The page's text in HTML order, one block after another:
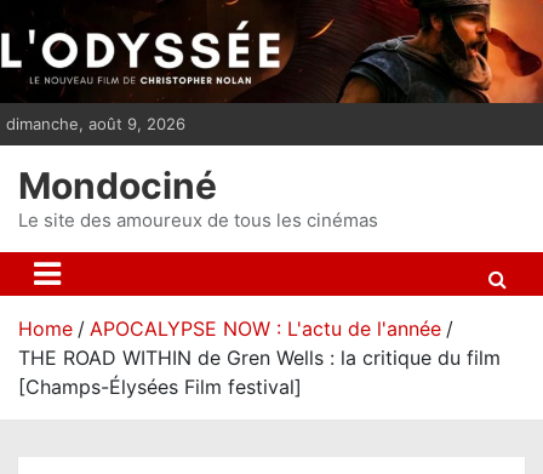
i
p
t
n
dimanche, août 9, 2026
Mondociné
Le site des amoureux de tous les cinémas
Home
APOCALYPSE NOW : L'actu de l'année
THE ROAD WITHIN de Gren Wells : la critique du film
[Champs-Élysées Film festival]